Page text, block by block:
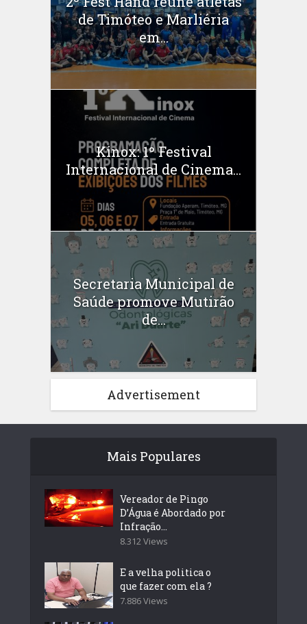
de Timóteo e Marliéria
em...
Kinox: 1º Festival
Internacional de Cinema...
Secretaria Municipal de
Saúde promove Mutirão
de...
Advertisement
Mais Populares
Vereador de Pingo
D’Água é Abordado por
Infração...
8.312 Views
E a velha politica o
que fazer com ela ?
7.886 Views